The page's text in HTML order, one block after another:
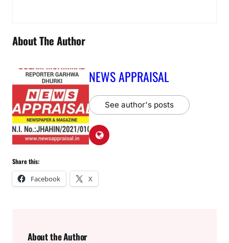
About The Author
NEWS APPRAISAL
See author's posts
Share this:
Facebook X
About the Author